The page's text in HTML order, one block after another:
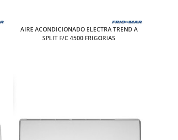
AIRE ACONDICIONADO ELECTRA TREND A
SPLIT F/C 4500 FRIGORIAS